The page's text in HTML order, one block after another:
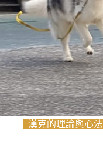
漢克的理論與心法